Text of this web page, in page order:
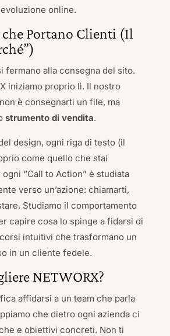
online.
che Portano Clienti (Il
fermano alla consegna del sito.
iniziamo proprio lì. Il nostro
è consegnarti un file, ma
strumento di vendita.
design, ogni riga di testo (il
come quello che stai
“Call to Action” è studiata
verso un’azione: chiamarti,
Studiamo il comportamento
capire cosa lo spinge a fidarsi di
intuitivi che trasformano un
in un cliente fedele.
NETWORX?
affidarsi a un team che parla
che dietro ogni azienda ci
e obiettivi concreti. Non ti